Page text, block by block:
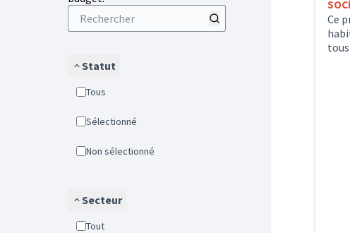
Statut
Tous
Sélectionné
Non sélectionné
Secteur
Tout
Ce